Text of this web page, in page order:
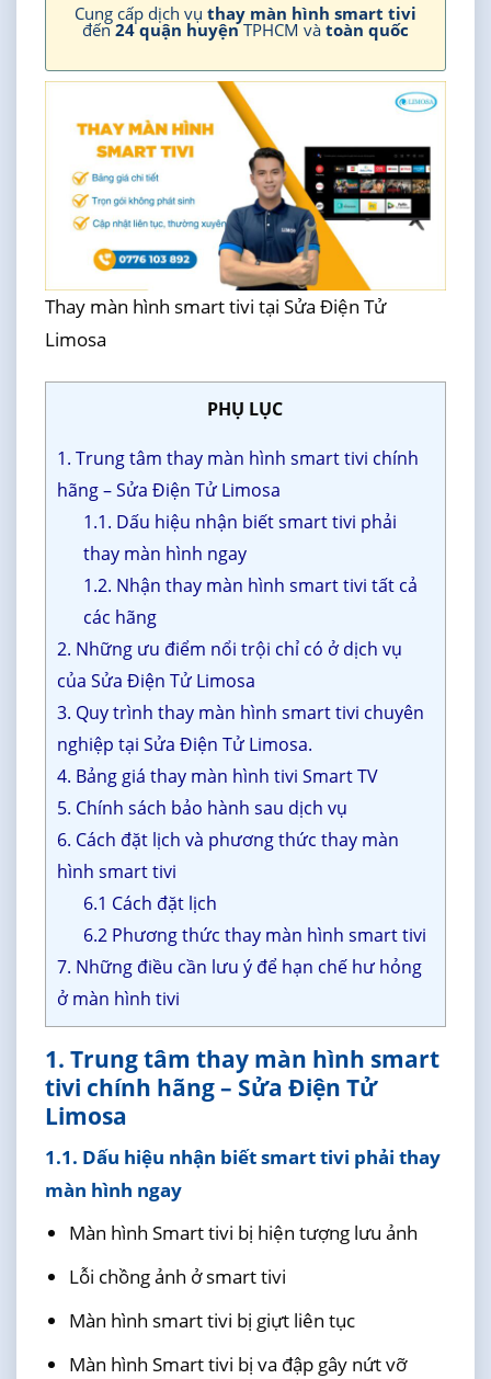
Cung cấp dịch vụ thay màn hình smart tivi
đến24 quận huyệnTPHCM và toàn quốc
Thay màn hình smart tivi tại Sửa Điện Tử
Limosa
PHỤ LỤC
1. Trung tâm thay màn hình smart tivi chính
hãng – Sửa Điện Tử Limosa
1.1. Dấu hiệu nhận biết smart tivi phải
thay màn hình ngay
1.2. Nhận thay màn hình smart tivi tất cả
các hãng
2. Những ưu điểm nổi trội chỉ có ở dịch vụ
của Sửa Điện Tử Limosa
3. Quy trình thay màn hình smart tivi chuyên
nghiệp tại Sửa Điện Tử Limosa.
4. Bảng giá thay màn hình tivi Smart TV
5. Chính sách bảo hành sau dịch vụ
6. Cách đặt lịch và phương thức thay màn
hình smart tivi
6.1 Cách đặt lịch
6.2 Phương thức thay màn hình smart tivi
7. Những điều cần lưu ý để hạn chế hư hỏng
ở màn hình tivi
1. Trung tâm thay màn hình smart
tivi chính hãng – Sửa Điện Tử
Limosa
1.1. Dấu hiệu nhận biết smart tivi phải thay
màn hình ngay
Màn hình Smart tivi bị hiện tượng lưu ảnh
Lỗi chồng ảnh ở smart tivi
Màn hình smart tivi bị giựt liên tục
Màn hình Smart tivi bị va đập gây nứt vỡ